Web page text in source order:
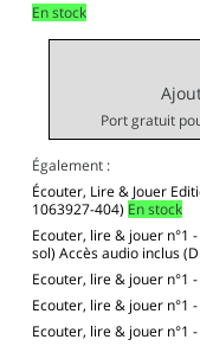
En stock
Port gratuit
Également :
Écouter, Lire & Jouer
1063927-404) En stock
Ecouter, lire & jouer n°1
sol) Accès audio inclus
Ecouter, lire & jouer n°1
Ecouter, lire & jouer n°1
Ecouter, lire & jouer n°1